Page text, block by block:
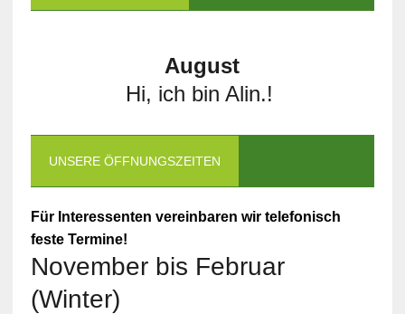
August
Hi, ich bin Alin.!
UNSERE ÖFFNUNGSZEITEN
Für Interessenten vereinbaren wir telefonisch
feste Termine!
November bis Februar
(Winter)